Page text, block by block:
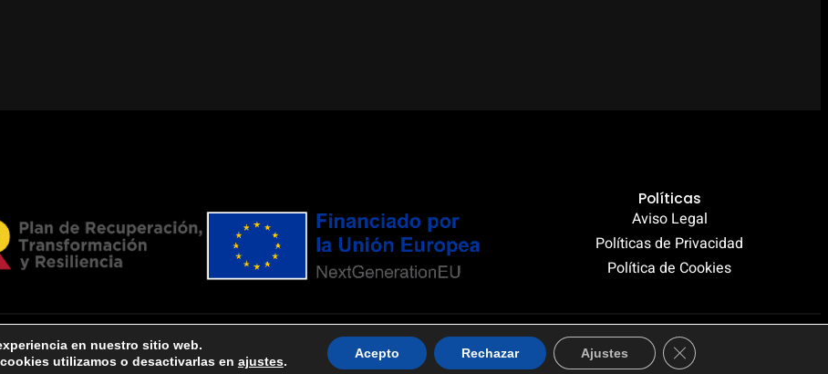
Políticas
Aviso Legal
Políticas de Privacidad
Política de Cookies
en nuestro sitio web.
utilizamos o desactivarlas en ajustes.
Acepto Rechazar Ajustes Cerrar el banner de